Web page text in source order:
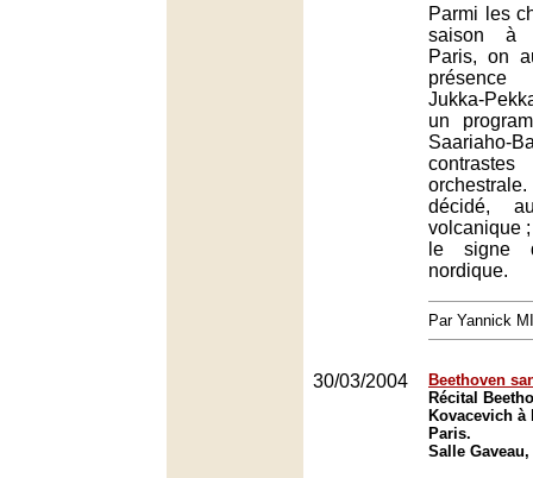
Parmi les
saison à
Paris, on
présence
Jukka-
un
Saariaho-
orchestrale.
décidé,
volcanique
le signe
nordique.
Par Yannick
30/03/2004
Beethoven
Récital
Kovacevich à
Paris.
Salle